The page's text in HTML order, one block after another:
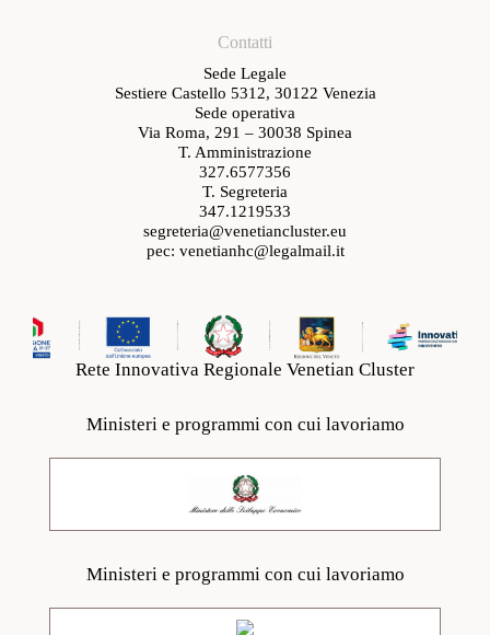
Contatti
Sede Legale
Sestiere Castello 5312, 30122 Venezia
Sede operativa
Via Roma, 291 – 30038 Spinea
T. Amministrazione
327.6577356
T. Segreteria
347.1219533
segreteria@venetiancluster.eu
pec: venetianhc@legalmail.it
Rete Innovativa Regionale Venetian Cluster
Ministeri e programmi con cui lavoriamo
Ministeri e programmi con cui lavoriamo